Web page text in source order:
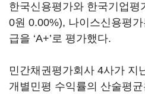
한국신용평가와 한국기업평
0원 0.00%), 나이스신용평
급을 ‘A+’로 평가했다.
민간채권평가회사 4사가 지
개별민평 수익률의 산술평